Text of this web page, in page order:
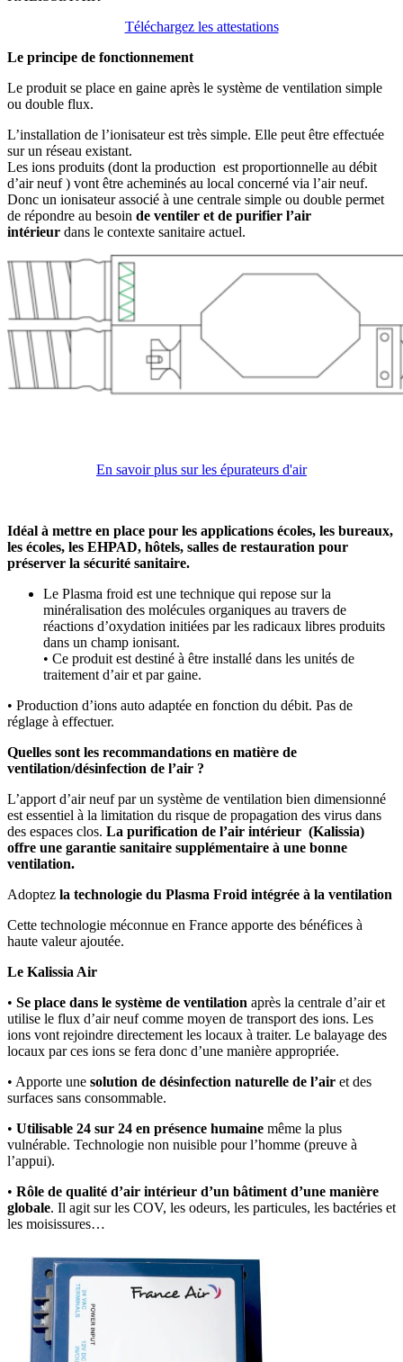
Téléchargez les attestations
Le principe de fonctionnement
Le produit se place en gaine après le système de ventilation simple
ou double flux.
L’installation de l’ionisateur est très simple. Elle peut être effectuée
sur un réseau existant.
Les ions produits (dont la production est proportionnelle au débit
d’air neuf ) vont être acheminés au local concerné via l’air neuf.
Donc un ionisateur associé à une centrale simple ou double permet
de répondre au besoin de ventiler et de purifier l’air
intérieur dans le contexte sanitaire actuel.
En savoir plus sur les épurateurs d'air
Idéal à mettre en place pour les applications écoles, les bureaux,
les écoles, les EHPAD, hôtels, salles de restauration pour
préserver la sécurité sanitaire.
Le Plasma froid est une technique qui repose sur la
minéralisation des molécules organiques au travers de
réactions d’oxydation initiées par les radicaux libres produits
dans un champ ionisant.
• Ce produit est destiné à être installé dans les unités de
traitement d’air et par gaine.
• Production d’ions auto adaptée en fonction du débit. Pas de
réglage à effectuer.
Quelles sont les recommandations en matière de
ventilation/désinfection de l’air ?
L’apport d’air neuf par un système de ventilation bien dimensionné
est essentiel à la limitation du risque de propagation des virus dans
des espaces clos. La purification de l’air intérieur (Kalissia)
offre une garantie sanitaire supplémentaire à une bonne
ventilation.
Adoptez la technologie du Plasma Froid intégrée à la ventilation
Cette technologie méconnue en France apporte des bénéfices à
haute valeur ajoutée.
Le Kalissia Air
• Se place dans le système de ventilation après la centrale d’air et
utilise le flux d’air neuf comme moyen de transport des ions. Les
ions vont rejoindre directement les locaux à traiter. Le balayage des
locaux par ces ions se fera donc d’une manière appropriée.
• Apporte une solution de désinfection naturelle de l’air et des
surfaces sans consommable.
• Utilisable 24 sur 24 en présence humaine même la plus
vulnérable. Technologie non nuisible pour l’homme (preuve à
l’appui).
• Rôle de qualité d’air intérieur d’un bâtiment d’une manière
globale. Il agit sur les COV, les odeurs, les particules, les bactéries et
les moisissures…